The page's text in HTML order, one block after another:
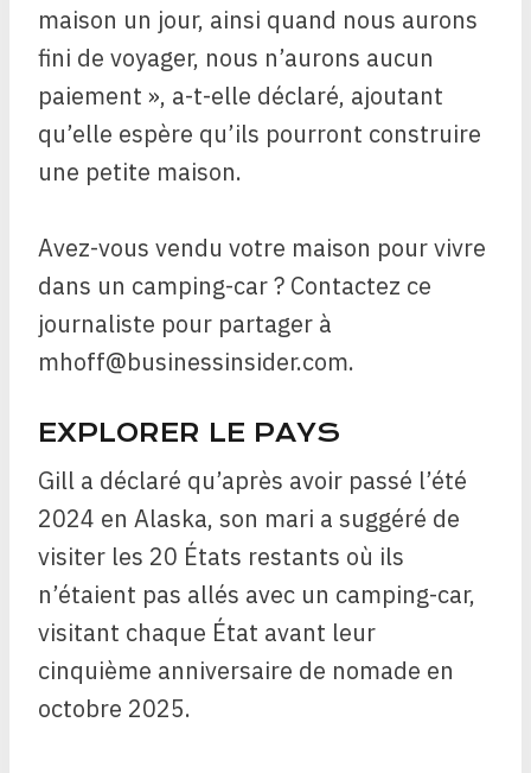
maison un jour, ainsi quand nous aurons
fini de voyager, nous n’aurons aucun
paiement », a-t-elle déclaré, ajoutant
qu’elle espère qu’ils pourront construire
une petite maison.
Avez-vous vendu votre maison pour vivre
dans un camping-car ? Contactez ce
journaliste pour partager à
mhoff@businessinsider.com.
EXPLORER LE PAYS
Gill a déclaré qu’après avoir passé l’été
2024 en Alaska, son mari a suggéré de
visiter les 20 États restants où ils
n’étaient pas allés avec un camping-car,
visitant chaque État avant leur
cinquième anniversaire de nomade en
octobre 2025.